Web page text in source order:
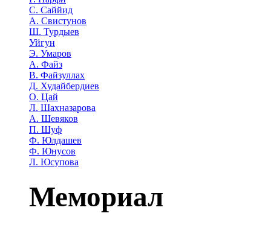
С. Саййид
А. Свистунов
Ш. Турдыев
Уйгун
Э. Умаров
А. Файз
В. Файзуллах
Д. Худайбердиев
О. Цай
Л. Шахназарова
А. Шевяков
П. Шуф
Ф. Юлдашев
Ф. Юнусов
Л. Юсупова
Мемориал